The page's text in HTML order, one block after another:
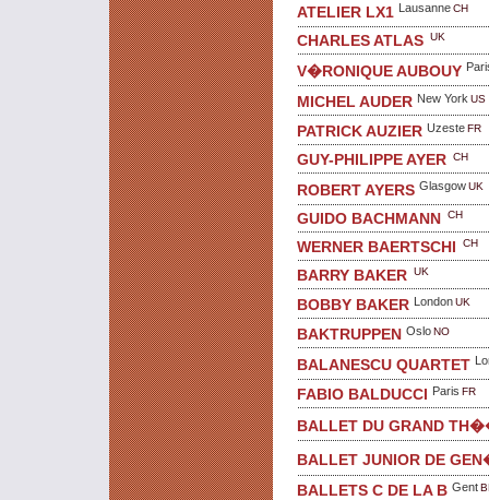
ATELIER LX1 LausanneCH
CHARLES ATLAS UK
V�RONIQUE AUBOUY
MICHEL AUDER New York US
PATRICK AUZIER UzesteFR
GUY-PHILIPPE AYER CH
ROBERT AYERS GlasgowUK
GUIDO BACHMANN CH
WERNER BAERTSCHI CH
BARRY BAKER UK
BOBBY BAKER LondonUK
BAKTRUPPEN OsloNO
BALANESCU QUARTET
FABIO BALDUCCI Paris FR
BALLET DU GRAND
BALLET JUNIOR DE
BALLETS C DE LA B Gent